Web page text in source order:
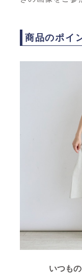
商品のポイ
いつも